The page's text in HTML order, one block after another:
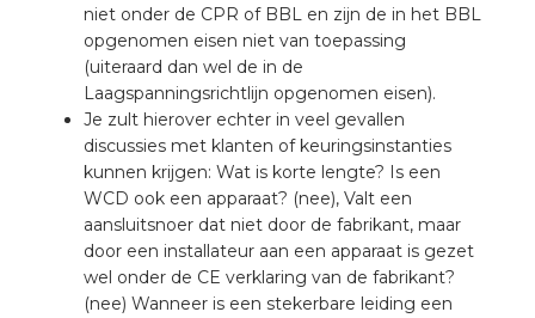
niet onder de CPR of BBL en zijn de in het BBL
opgenomen eisen niet van toepassing
(uiteraard dan wel de in de
Laagspanningsrichtlijn opgenomen eisen).
Je zult hierover echter in veel gevallen
discussies met klanten of keuringsinstanties
kunnen krijgen: Wat is korte lengte? Is een
WCD ook een apparaat? (nee), Valt een
aansluitsnoer dat niet door de fabrikant, maar
door een installateur aan een apparaat is gezet
wel onder de CE verklaring van de fabrikant?
(nee) Wanneer is een stekerbare leiding een
Academy